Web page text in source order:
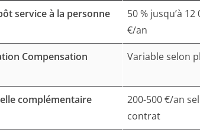
service à la personne
50 % jusqu’à 12
€/an
Compensation
Variable selon
complémentaire
200-500 €/an
contrat